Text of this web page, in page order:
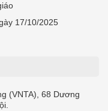
17/10/2025
(VNTA), 68 Dương